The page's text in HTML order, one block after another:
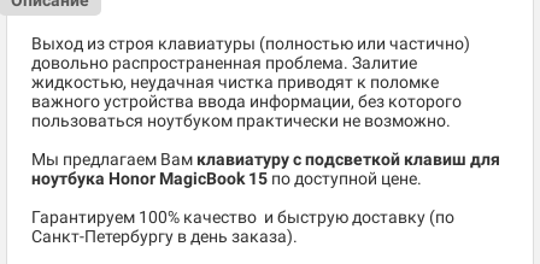
Выход из строя клавиатуры (полностью или частично)
довольно распространенная проблема. Залитие
жидкостью, неудачная чистка приводят к поломке
важного устройства ввода информации, без которого
пользоваться ноутбуком практически не возможно.
Мы предлагаем Вам клавиатуру с подсветкой клавиш для
ноутбука Honor MagicBook 15 по доступной цене.
​Гарантируем 100% качество и быструю доставку (по
Санкт-Петербургу в день заказа).